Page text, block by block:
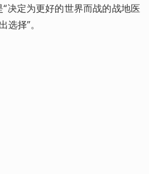
决定为更好的世界而战的战地医
择”。